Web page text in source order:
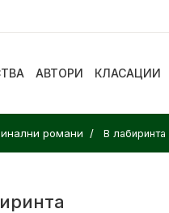
АВТОРИ КЛАСАЦИИ
романи В лабиринта